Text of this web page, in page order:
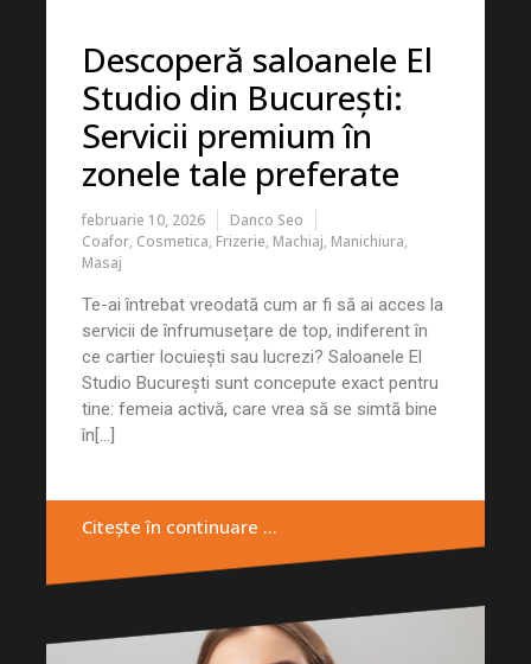
Descoperă saloanele El
Studio din București:
Servicii premium în
zonele tale preferate
februarie 10, 2026
Danco Seo
Coafor, Cosmetica, Frizerie, Machiaj, Manichiura,
Masaj
Te-ai întrebat vreodată cum ar fi să ai acces la
servicii de înfrumusețare de top, indiferent în
ce cartier locuiești sau lucrezi? Saloanele El
Studio București sunt concepute exact pentru
tine: femeia activă, care vrea să se simtă bine
în[...]
Citește în continuare …